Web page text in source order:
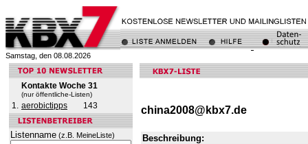
Samstag, den 08.08.2026
Kontakte Woche 31
(nur öffentliche-Listen)
1. aerobictipps 143
Listenname (z.B. MeineListe)
china2008@kbx7.de
Beschreibung: